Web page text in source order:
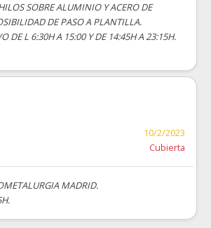
SOBRE ALUMINIO Y ACERO DE
DE PASO A PLANTILLA.
DE L 6:30H A 15:00 Y DE 14:45H A 23:15H.
10/2/2023
Cubierta
MADRID.